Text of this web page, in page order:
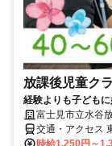
放課後児童ク
経験よりも子ども
富士見市立水谷
交通・アクセス